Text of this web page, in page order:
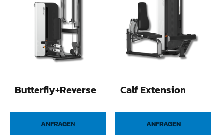
Butterfly+Reverse
ANFRAGEN
Calf Extension
ANFRAGEN